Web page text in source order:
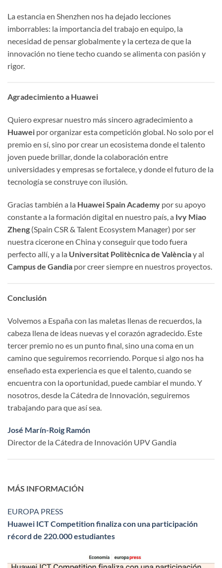
La estancia en Shenzhen nos ha dejado lecciones
imborrables: la importancia del trabajo en equipo, la
necesidad de pensar globalmente y la certeza de que la
innovación no tiene techo cuando se alimenta con pasión y
rigor.
Agradecimiento a Huawei
Quiero expresar nuestro más sincero agradecimiento a
Huawei por organizar esta competición global. No solo por el
premio en sí, sino por crear un ecosistema donde el talento
joven puede brillar, donde la colaboración entre
universidades y empresas se fortalece, y donde el futuro de la
tecnología se construye con ilusión.
Gracias también a la Huawei Spain Academy por su apoyo
constante a la formación digital en nuestro país, a Ivy Miao
Zheng (Spain CSR & Talent Ecosystem Manager) por ser
nuestra cicerone en China y conseguir que todo fuera
perfecto allí, y a la Universitat Politècnica de Valènciay al
Campus de Gandia por creer siempre en nuestros proyectos.
Conclusión
Volvemos a España con las maletas llenas de recuerdos, la
cabeza llena de ideas nuevas y el corazón agradecido. Este
tercer premio no es un punto final, sino una coma en un
camino que seguiremos recorriendo. Porque si algo nos ha
enseñado esta experiencia es que el talento, cuando se
encuentra con la oportunidad, puede cambiar el mundo. Y
nosotros, desde la Cátedra de Innovación, seguiremos
trabajando para que así sea.
José Marín-Roig Ramón
Director de la Cátedra de Innovación UPV Gandia
MÁS INFORMACIÓN
EUROPA PRESS
Huawei ICT Competition finaliza con una participación
récord de 220.000 estudiantes